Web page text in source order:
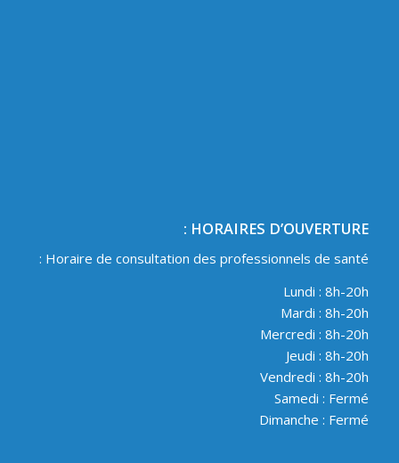
HORAIRES D’OUVERTURE :
Horaire de consultation des professionnels de santé :
Lundi : 8h-20h
Mardi : 8h-20h
Mercredi : 8h-20h
Jeudi : 8h-20h
Vendredi : 8h-20h
Samedi : Fermé
Dimanche : Fermé